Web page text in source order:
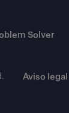
Solver
Aviso legal